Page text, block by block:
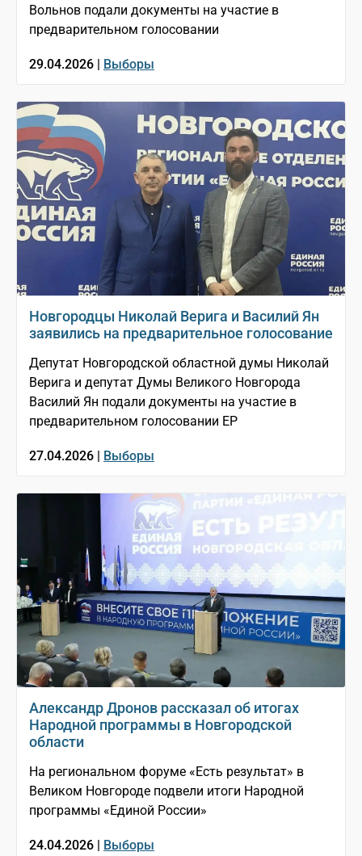
Вольнов подали документы на участие в
предварительном голосовании
29.04.2026 | Выборы
Новгородцы Николай Верига и Василий Ян
заявились на предварительное голосование
Депутат Новгородской областной думы Николай
Верига и депутат Думы Великого Новгорода
Василий Ян подали документы на участие в
предварительном голосовании ЕР
27.04.2026 | Выборы
Александр Дронов рассказал об итогах
Народной программы в Новгородской
области
На региональном форуме «Есть результат» в
Великом Новгороде подвели итоги Народной
программы «Единой России»
24.04.2026 | Выборы